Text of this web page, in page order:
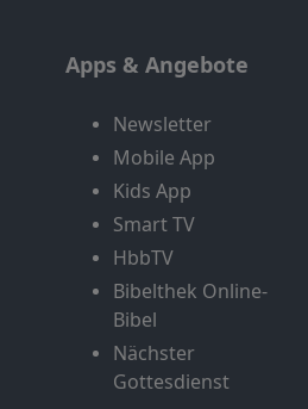
Apps & Angebote
Newsletter
Mobile App
Kids App
Smart TV
HbbTV
Bibelthek Online-
Bibel
Nächster
Gottesdienst